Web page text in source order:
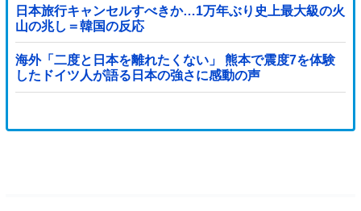
日本旅行キャンセルすべきか…1万年ぶり史上最大級の火
山の兆し＝韓国の反応
海外「二度と日本を離れたくない」 熊本で震度7を体験
したドイツ人が語る日本の強さに感動の声